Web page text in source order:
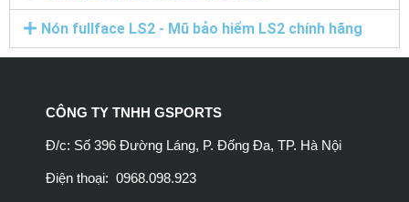
Nón fullface LS2 - Mũ bảo hiểm LS2 chính hãng
CÔNG TY TNHH GSPORTS
Đ/c: Số 396 Đường Láng, P. Đống Đa, TP. Hà Nội
Điện thoại: 0968.098.923